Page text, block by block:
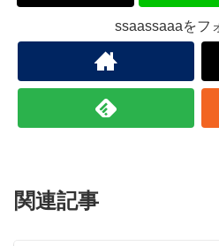
ssaassaaaをフ
関連記事